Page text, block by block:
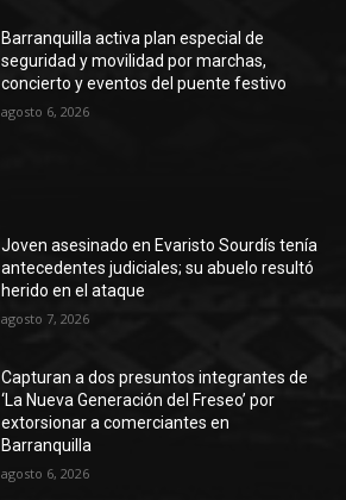
Barranquilla activa plan especial de
seguridad y movilidad por marchas,
concierto y eventos del puente festivo
agosto 6, 2026
Joven asesinado en Evaristo Sourdís tenía
antecedentes judiciales; su abuelo resultó
herido en el ataque
agosto 7, 2026
Capturan a dos presuntos integrantes de
‘La Nueva Generación del Freseo’ por
extorsionar a comerciantes en
Barranquilla
agosto 6, 2026